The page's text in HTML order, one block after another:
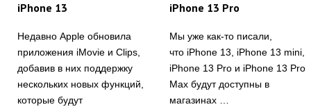
iPhone 13
Недавно Apple обновила
приложения iMovie и Clips,
добавив в них поддержку
нескольких новых функций,
которые будут
iPhone 13 Pro
Мы уже как-то писали,
что iPhone 13, iPhone 13 mini,
iPhone 13 Pro и iPhone 13 Pro
Max будут доступны в
магазинах …